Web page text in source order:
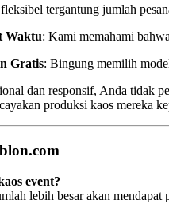
tergantung jumlah
Waktu: Kami memahami
Gratis: Bingung memilih
dan responsif, Anda tidak
produksi kaos mereka
event?
lebih besar akan mendapat